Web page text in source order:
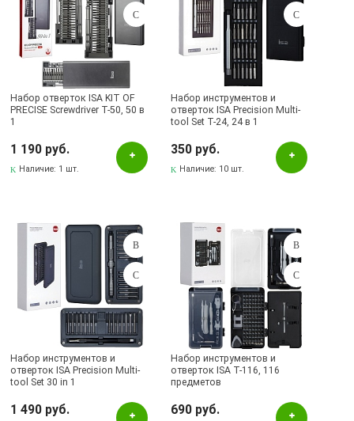
Набор отверток ISA KIT OF
PRECISE Screwdriver T-50, 50 в
1
1 190 руб.
Наличие: 1 шт.
Набор инструментов и
отверток ISA Precision Multi-
tool Set T-24, 24 в 1
350 руб.
Наличие: 10 шт.
Набор инструментов и
отверток ISA Precision Multi-
tool Set 30 in 1
1 490 руб.
Набор инструментов и
отверток ISA T-116, 116
предметов
690 руб.